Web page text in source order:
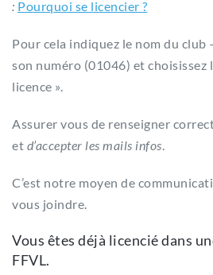
: Pourquoi se licencier ?
Pour cela indiquez le nom du club
son numéro (01046) et choisissez
licence ».
Assurer vous de renseigner
et d’accepter les mails infos.
C’est notre moyen de
vous joindre.
Vous êtes déjà licencié dans
FFVL.